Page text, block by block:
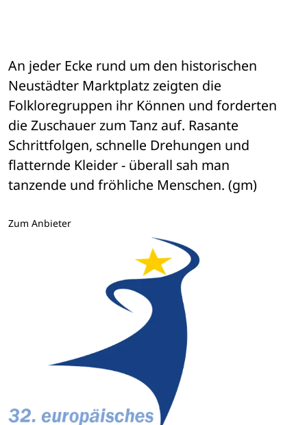
An jeder Ecke rund um den historischen
Neustädter Marktplatz zeigten die
Folkloregruppen ihr Können und forderten
die Zuschauer zum Tanz auf. Rasante
Schrittfolgen, schnelle Drehungen und
flatternde Kleider - überall sah man
tanzende und fröhliche Menschen. (gm)
Zum Anbieter